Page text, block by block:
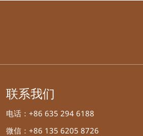
联系我们
电话：+86 635 294 6188
微信：+86 135 6205 8726